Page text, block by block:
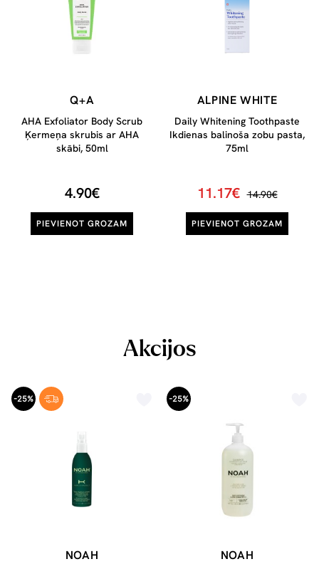
Q+A
AHA Exfoliator Body Scrub
Ķermeņa skrubis ar AHA
skābi, 50ml
4.90€
PIEVIENOT GROZAM
ALPINE WHITE
Daily Whitening Toothpaste
Ikdienas balinoša zobu pasta,
75ml
11.17€ 14.90€
PIEVIENOT GROZAM
Akcijos
-25%
NOAH
-25%
NOAH